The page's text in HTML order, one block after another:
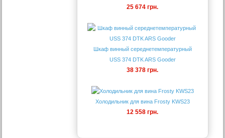
25 674 грн.
Шкаф винный середнетемпературный
USS 374 DTK ARS Gooder
38 378 грн.
Холодильник для вина Frosty KWS23
12 558 грн.